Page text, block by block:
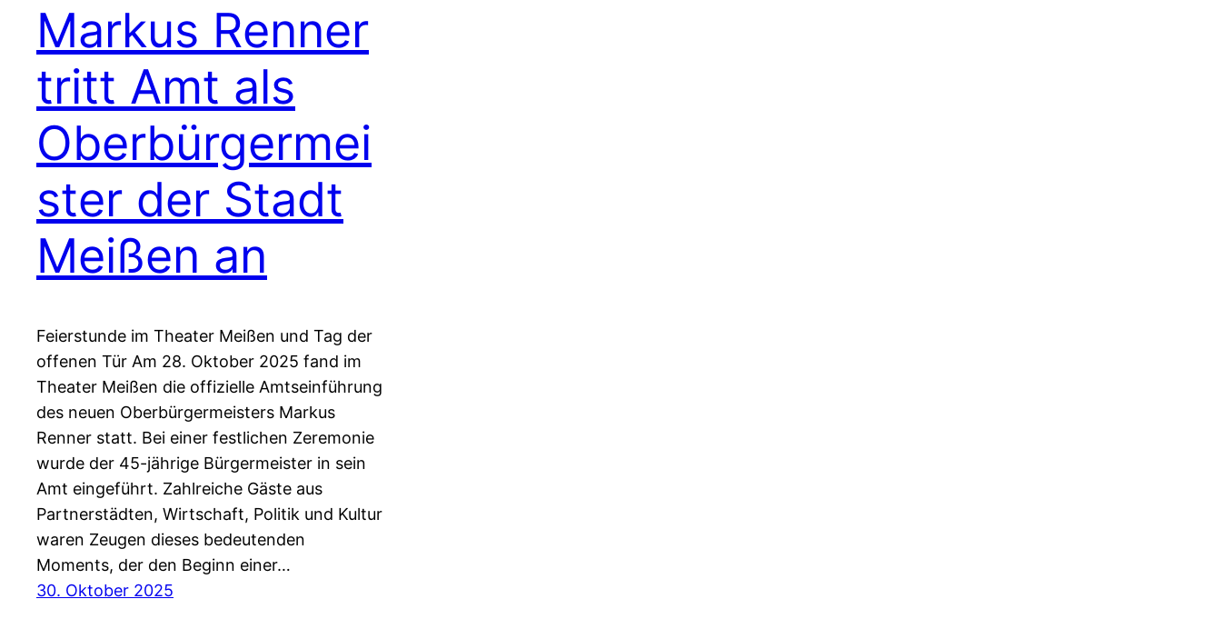
Markus Renner
tritt Amt als
Oberbürgermei
ster der Stadt
Meißen an
Feierstunde im Theater Meißen und Tag der
offenen Tür Am 28. Oktober 2025 fand im
Theater Meißen die offizielle Amtseinführung
des neuen Oberbürgermeisters Markus
Renner statt. Bei einer festlichen Zeremonie
wurde der 45-jährige Bürgermeister in sein
Amt eingeführt. Zahlreiche Gäste aus
Partnerstädten, Wirtschaft, Politik und Kultur
waren Zeugen dieses bedeutenden
Moments, der den Beginn einer…
30. Oktober 2025